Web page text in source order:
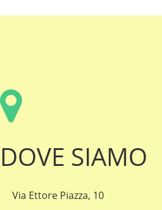
DOVE SIAMO
Via Ettore Piazza, 10